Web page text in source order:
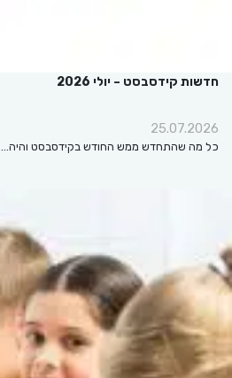
חדשות קידסבסט – יולי 2026
25.07.2026
כל מה שהתחדש ממש החודש בקידסבסט והיה…